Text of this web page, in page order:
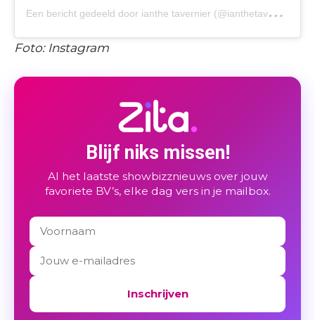
E
en bericht gedeeld door ianthe tavernier (@ianthetavernier)
Foto: Instagram
Blijf niks missen!
Al het laatste showbizznieuws over jouw
favoriete BV’s, elke dag vers in je mailbox.
Inschrijven